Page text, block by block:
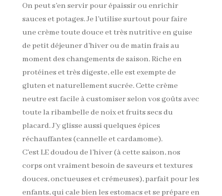
On peut s’en servir pour épaissir ou enrichir
sauces et potages. Je l’utilise surtout pour faire
une crème toute douce et très nutritive en guise
de petit déjeuner d’hiver ou de matin frais au
moment des changements de saison. Riche en
protéines et très digeste, elle est exempte de
gluten et naturellement sucrée. Cette crème
neutre est facile à customiser selon vos goûts avec
toute la ribambelle de noix et fruits secs du
placard. J’y glisse aussi quelques épices
réchauffantes (cannelle et cardamome).
C’est LE doudou de l’hiver (à cette saison, nos
corps ont vraiment besoin de saveurs et textures
douces, onctueuses et crémeuses), parfait pour les
enfants, qui cale bien les estomacs et se prépare en